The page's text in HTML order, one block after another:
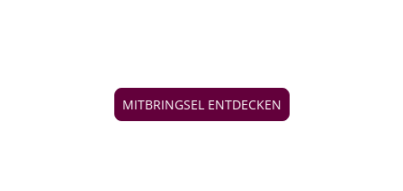
MITBRINGSEL ENTDECKEN